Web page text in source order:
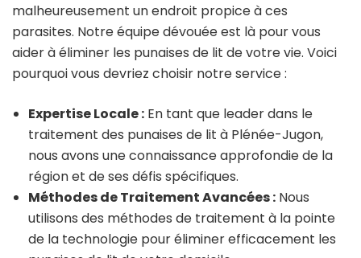
malheureusement un endroit propice à ces
parasites. Notre équipe dévouée est là pour vous
aider à éliminer les punaises de lit de votre vie. Voici
pourquoi vous devriez choisir notre service :
Expertise Locale : En tant que leader dans le
traitement des punaises de lit à Plénée-Jugon,
nous avons une connaissance approfondie de la
région et de ses défis spécifiques.
Méthodes de Traitement Avancées : Nous
utilisons des méthodes de traitement à la pointe
de la technologie pour éliminer efficacement les